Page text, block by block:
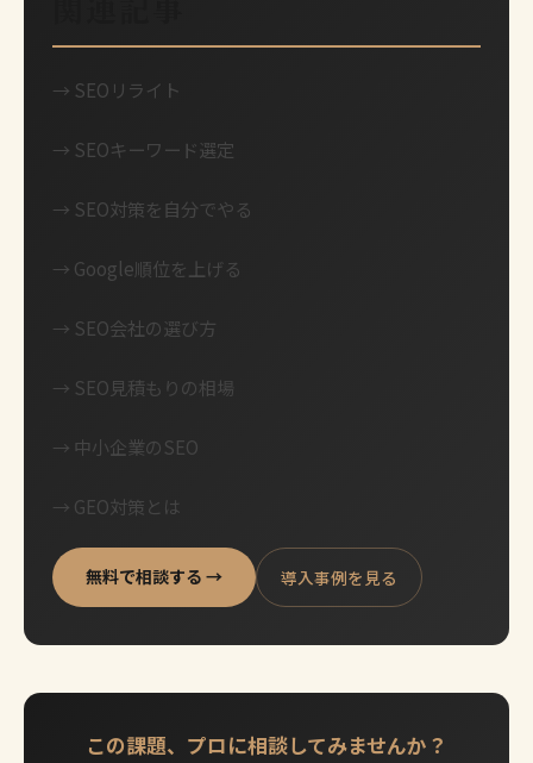
→ SEOリライト
→ SEOキーワード選定
→ SEO対策を自分でやる
→ Google順位を上げる
→ SEO会社の選び方
→ SEO見積もりの相場
→ 中小企業のSEO
→ GEO対策とは
無料で相談する → 導入事例を見る
この課題、プロに相談してみませんか？